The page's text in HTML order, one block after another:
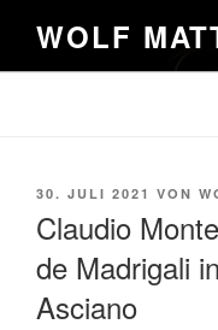
Inhalt
springen
WOLF
VERÖFFENTLICHT
30. JULI 2021 VON
Claudio
de Madrigali
Asciano